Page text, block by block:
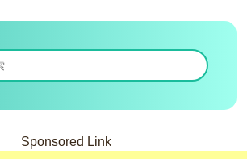
Sponsored Link